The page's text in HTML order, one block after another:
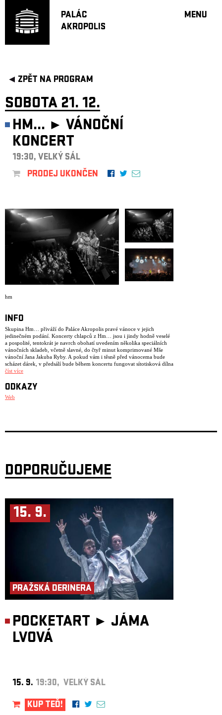
PALÁC
AKROPOLIS
MENU
ZPĚT NA PROGRAM
SOBOTA 21. 12.
HM... ► VÁNOČNÍ
KONCERT
19:30, VELKÝ SÁL
PRODEJ UKONČEN
hm
INFO
Skupina Hm… přiváží do Paláce Akropolis pravé vánoce v jejich
jedinečném podání. Koncerty chlapců z Hm… jsou i jindy hodně veselé
a pospolité, tentokrát je navrch obohatí uvedením několika speciálních
vánočních skladeb, včetně slavné, do čtyř minut komprimované Mše
vánoční Jana Jakuba Ryby. A pokud vám i těsně před vánocema bude
scházet dárek, v předsálí bude během koncertu fungovat sítotisková dílna
Hm…, kde si budete moci natisknout na svá donesená trička motivy
číst více
ODKAZY
Web
DOPORUČUJEME
15. 9.
PRAŽSKÁ DERINERA
POCKETART ► JÁMA
LVOVÁ
15. 9. 19:30, VELKÝ SÁL
KUP TEĎ!